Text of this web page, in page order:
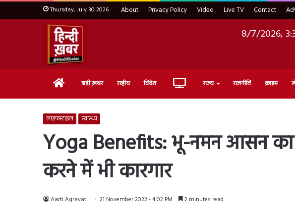
Thursday, July 30 2026 About Privacy Policy Video Live TV Contact
8/7/2026,
Home बड़ी ख़बर राष्ट्रीय विदेश Live राज्य राजनीति क्राइम
लाइफ़स्टाइल स्वास्थ्य
Yoga Benefits: भू-नमन आसन
करने में भी कारगार
Aarti Agravat 21 November 2022 - 4:02 PM 2 minutes read